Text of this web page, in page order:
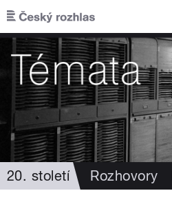
Přejít k hlavnímu obsahu
20. století Rozhovory